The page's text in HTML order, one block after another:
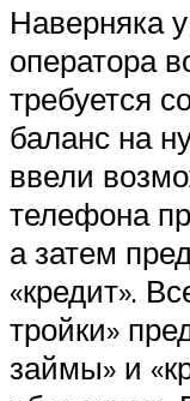
Наверняка
оператора
требуется
баланс на
ввели
телефона
а затем
«кредит».
тройки»
займы» и